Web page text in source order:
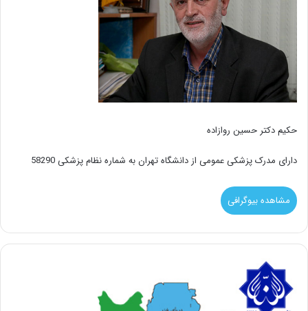
حکیم دکتر حسین روازاده
دارای مدرک پزشکی عمومی از دانشگاه تهران به شماره نظام پزشکی 58290
مشاهده بیوگرافی